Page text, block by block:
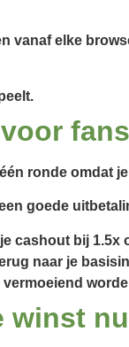
vanaf elke
ronde omdat
goede
cashout bij 1.5x
naar je
winst nu